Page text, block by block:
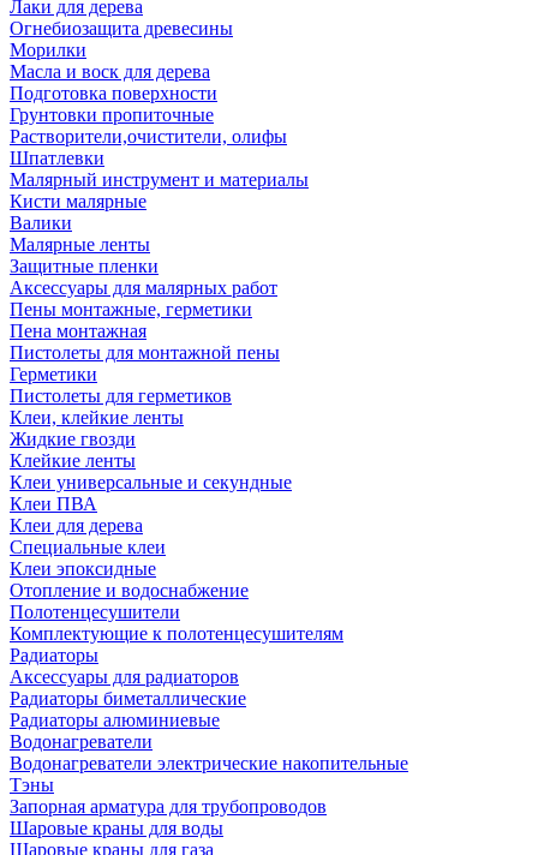
Лаки для дерева
Огнебиозащита древесины
Морилки
Масла и воск для дерева
Подготовка поверхности
Грунтовки пропиточные
Растворители,очистители, олифы
Шпатлевки
Малярный инструмент и материалы
Кисти малярные
Валики
Малярные ленты
Защитные пленки
Аксессуары для малярных работ
Пены монтажные, герметики
Пена монтажная
Пистолеты для монтажной пены
Герметики
Пистолеты для герметиков
Клеи, клейкие ленты
Жидкие гвозди
Клейкие ленты
Клеи универсальные и секундные
Клеи ПВА
Клеи для дерева
Специальные клеи
Клеи эпоксидные
Отопление и водоснабжение
Полотенцесушители
Комплектующие к полотенцесушителям
Радиаторы
Аксессуары для радиаторов
Радиаторы биметаллические
Радиаторы алюминиевые
Водонагреватели
Водонагреватели электрические накопительные
Тэны
Запорная арматура для трубопроводов
Шаровые краны для воды
Шаровые краны для газа